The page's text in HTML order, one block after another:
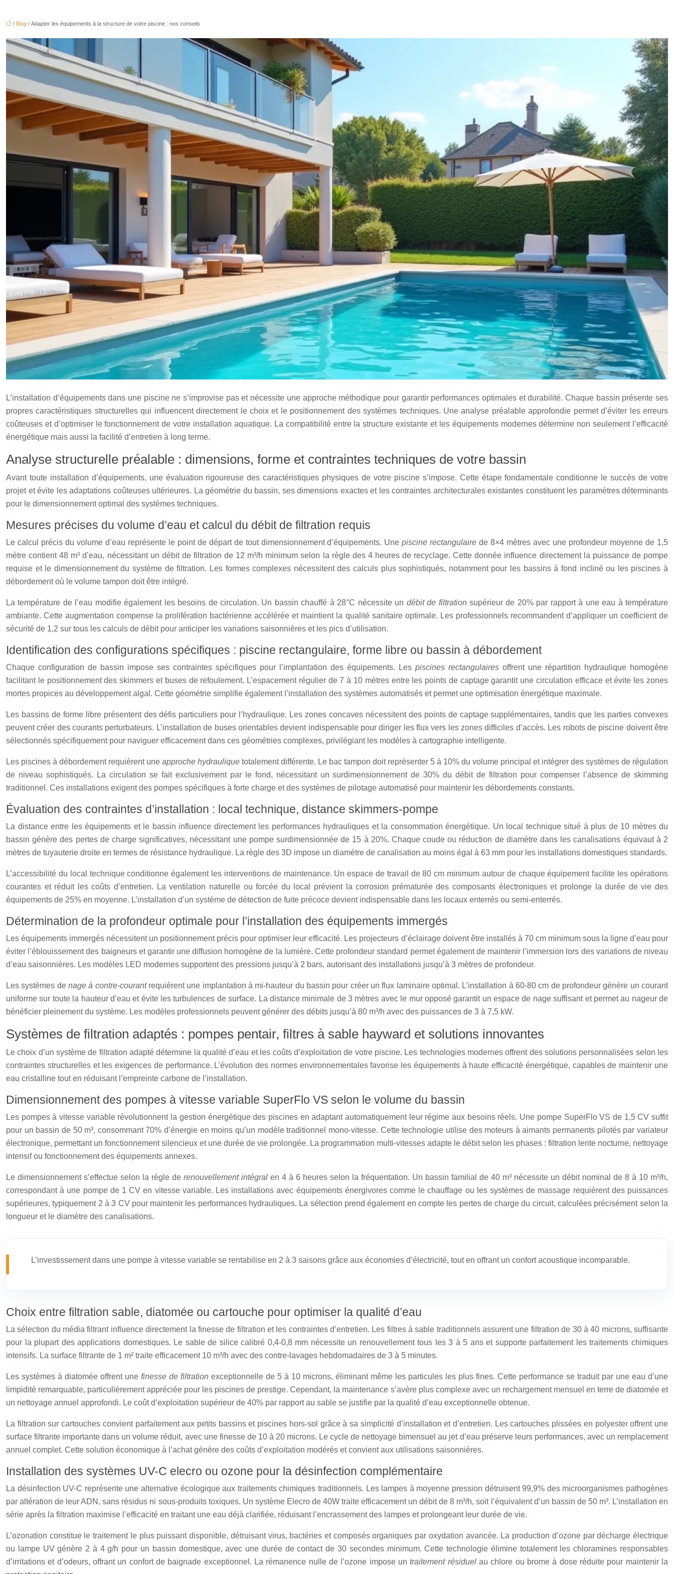
/ Blog / Adapter les équipements à la structure de votre piscine : nos conseils
L’installation d’équipements dans une piscine ne s’improvise pas et nécessite une approche méthodique pour garantir performances optimales et durabilité. Chaque bassin présente ses
propres caractéristiques structurelles qui influencent directement le choix et le positionnement des systèmes techniques. Une analyse préalable approfondie permet d’éviter les erreurs
coûteuses et d’optimiser le fonctionnement de votre installation aquatique. La compatibilité entre la structure existante et les équipements modernes détermine non seulement l’efficacité
énergétique mais aussi la facilité d’entretien à long terme.
Analyse structurelle préalable : dimensions, forme et contraintes techniques de votre bassin
Avant toute installation d’équipements, une évaluation rigoureuse des caractéristiques physiques de votre piscine s’impose. Cette étape fondamentale conditionne le succès de votre
projet et évite les adaptations coûteuses ultérieures. La géométrie du bassin, ses dimensions exactes et les contraintes architecturales existantes constituent les paramètres déterminants
pour le dimensionnement optimal des systèmes techniques.
Mesures précises du volume d’eau et calcul du débit de filtration requis
Le calcul précis du volume d’eau représente le point de départ de tout dimensionnement d’équipements. Unepiscine rectangulairede 8×4 mètres avec une profondeur moyenne de 1,5
mètre contient 48 m³ d’eau, nécessitant un débit de filtration de 12 m³/h minimum selon la règle des 4 heures de recyclage. Cette donnée influence directement la puissance de pompe
requise et le dimensionnement du système de filtration. Les formes complexes nécessitent des calculs plus sophistiqués, notamment pour les bassins à fond incliné ou les piscines à
débordement où le volume tampon doit être intégré.
La température de l’eau modifie également les besoins de circulation. Un bassin chauffé à 28°C nécessite un débit de filtration supérieur de 20% par rapport à une eau à température
ambiante. Cette augmentation compense la prolifération bactérienne accélérée et maintient la qualité sanitaire optimale. Les professionnels recommandent d’appliquer un coefficient de
sécurité de 1,2 sur tous les calculs de débit pour anticiper les variations saisonnières et les pics d’utilisation.
Identification des configurations spécifiques : piscine rectangulaire, forme libre ou bassin à débordement
Chaque configuration de bassin impose ses contraintes spécifiques pour l’implantation des équipements. Les piscines rectangulaires offrent une répartition hydraulique homogène
facilitant le positionnement des skimmers et buses de refoulement. L’espacement régulier de 7 à 10 mètres entre les points de captage garantit une circulation efficace et évite les zones
mortes propices au développement algal. Cette géométrie simplifie également l’installation des systèmes automatisés et permet une optimisation énergétique maximale.
Les bassins de forme libre présentent des défis particuliers pour l’hydraulique. Les zones concaves nécessitent des points de captage supplémentaires, tandis que les parties convexes
peuvent créer des courants perturbateurs. L’installation de buses orientables devient indispensable pour diriger les flux vers les zones difficiles d’accès. Les robots de piscine doivent être
sélectionnés spécifiquement pour naviguer efficacement dans ces géométries complexes, privilégiant les modèles à cartographie intelligente.
Les piscines à débordement requièrent une approche hydraulique totalement différente. Le bac tampon doit représenter 5 à 10% du volume principal et intégrer des systèmes de régulation
de niveau sophistiqués. La circulation se fait exclusivement par le fond, nécessitant un surdimensionnement de 30% du débit de filtration pour compenser l’absence de skimming
traditionnel. Ces installations exigent des pompes spécifiques à forte charge et des systèmes de pilotage automatisé pour maintenir les débordements constants.
Évaluation des contraintes d’installation : local technique, distance skimmers-pompe
La distance entre les équipements et le bassin influence directement les performances hydrauliques et la consommation énergétique. Un local technique situé à plus de 10 mètres du
bassin génère des pertes de charge significatives, nécessitant une pompe surdimensionnée de 15 à 20%. Chaque coude ou réduction de diamètre dans les canalisations équivaut à 2
mètres de tuyauterie droite en termes de résistance hydraulique. La règle des 3D impose un diamètre de canalisation au moins égal à 63 mm pour les installations domestiques standards.
L’accessibilité du local technique conditionne également les interventions de maintenance. Un espace de travail de 80 cm minimum autour de chaque équipement facilite les opérations
courantes et réduit les coûts d’entretien. La ventilation naturelle ou forcée du local prévient la corrosion prématurée des composants électroniques et prolonge la durée de vie des
équipements de 25% en moyenne. L’installation d’un système de détection de fuite précoce devient indispensable dans les locaux enterrés ou semi-enterrés.
Détermination de la profondeur optimale pour l’installation des équipements immergés
Les équipements immergés nécessitent un positionnement précis pour optimiser leur efficacité. Les projecteurs d’éclairage doivent être installés à 70 cm minimum sous la ligne d’eau pour
éviter l’éblouissement des baigneurs et garantir une diffusion homogène de la lumière. Cette profondeur standard permet également de maintenir l’immersion lors des variations de niveau
d’eau saisonnières. Les modèles LED modernes supportent des pressions jusqu’à 2 bars, autorisant des installations jusqu’à 3 mètres de profondeur.
Les systèmes de nage à contre-courant requièrent une implantation à mi-hauteur du bassin pour créer un flux laminaire optimal. L’installation à 60-80 cm de profondeur génère un courant
uniforme sur toute la hauteur d’eau et évite les turbulences de surface. La distance minimale de 3 mètres avec le mur opposé garantit un espace de nage suffisant et permet au nageur de
bénéficier pleinement du système. Les modèles professionnels peuvent générer des débits jusqu’à 80 m³/h avec des puissances de 3 à 7,5 kW.
Systèmes de filtration adaptés : pompes pentair, filtres à sable hayward et solutions innovantes
Le choix d’un système de filtration adapté détermine la qualité d’eau et les coûts d’exploitation de votre piscine. Les technologies modernes offrent des solutions personnalisées selon les
contraintes structurelles et les exigences de performance. L’évolution des normes environnementales favorise les équipements à haute efficacité énergétique, capables de maintenir une
eau cristalline tout en réduisant l’empreinte carbone de l’installation.
Dimensionnement des pompes à vitesse variable SuperFlo VS selon le volume du bassin
Les pompes à vitesse variable révolutionnent la gestion énergétique des piscines en adaptant automatiquement leur régime aux besoins réels. Une pompe SuperFlo VS de 1,5 CV suffit
pour un bassin de 50 m³, consommant 70% d’énergie en moins qu’un modèle traditionnel mono-vitesse. Cette technologie utilise des moteurs à aimants permanents pilotés par variateur
électronique, permettant un fonctionnement silencieux et une durée de vie prolongée. La programmation multi-vitesses adapte le débit selon les phases : filtration lente nocturne, nettoyage
intensif ou fonctionnement des équipements annexes.
Le dimensionnement s’effectue selon la règle de renouvellement intégral en 4 à 6 heures selon la fréquentation. Un bassin familial de 40 m³ nécessite un débit nominal de 8 à 10 m³/h,
correspondant à une pompe de 1 CV en vitesse variable. Les installations avec équipements énergivores comme le chauffage ou les systèmes de massage requièrent des puissances
supérieures, typiquement 2 à 3 CV pour maintenir les performances hydrauliques. La sélection prend également en compte les pertes de charge du circuit, calculées précisément selon la
longueur et le diamètre des canalisations.
L’investissement dans une pompe à vitesse variable se rentabilise en 2 à 3 saisons grâce aux économies d’électricité, tout en offrant un confort acoustique incomparable.
Choix entre filtration sable, diatomée ou cartouche pour optimiser la qualité d’eau
La sélection du média filtrant influence directement la finesse de filtration et les contraintes d’entretien. Les filtres à sable traditionnels assurent une filtration de 30 à 40 microns, suffisante
pour la plupart des applications domestiques. Le sable de silice calibré 0,4-0,8 mm nécessite un renouvellement tous les 3 à 5 ans et supporte parfaitement les traitements chimiques
intensifs. La surface filtrante de 1 m² traite efficacement 10 m³/h avec des contre-lavages hebdomadaires de 3 à 5 minutes.
Les systèmes à diatomée offrent une finesse de filtration exceptionnelle de 5 à 10 microns, éliminant même les particules les plus fines. Cette performance se traduit par une eau d’une
limpidité remarquable, particulièrement appréciée pour les piscines de prestige. Cependant, la maintenance s’avère plus complexe avec un rechargement mensuel en terre de diatomée et
un nettoyage annuel approfondi. Le coût d’exploitation supérieur de 40% par rapport au sable se justifie par la qualité d’eau exceptionnelle obtenue.
La filtration sur cartouches convient parfaitement aux petits bassins et piscines hors-sol grâce à sa simplicité d’installation et d’entretien. Les cartouches plissées en polyester offrent une
surface filtrante importante dans un volume réduit, avec une finesse de 10 à 20 microns. Le cycle de nettoyage bimensuel au jet d’eau préserve leurs performances, avec un remplacement
annuel complet. Cette solution économique à l’achat génère des coûts d’exploitation modérés et convient aux utilisations saisonnières.
Installation des systèmes UV-C elecro ou ozone pour la désinfection complémentaire
La désinfection UV-C représente une alternative écologique aux traitements chimiques traditionnels. Les lampes à moyenne pression détruisent 99,9% des microorganismes pathogènes
par altération de leur ADN, sans résidus ni sous-produits toxiques. Un système Elecro de 40W traite efficacement un débit de 8 m³/h, soit l’équivalent d’un bassin de 50 m³. L’installation en
série après la filtration maximise l’efficacité en traitant une eau déjà clarifiée, réduisant l’encrassement des lampes et prolongeant leur durée de vie.
L’ozonation constitue le traitement le plus puissant disponible, détruisant virus, bactéries et composés organiques par oxydation avancée. La production d’ozone par décharge électrique
ou lampe UV génère 2 à 4 g/h pour un bassin domestique, avec une durée de contact de 30 secondes minimum. Cette technologie élimine totalement les chloramines responsables
d’irritations et d’odeurs, offrant un confort de baignade exceptionnel. La rémanence nulle de l’ozone impose untraitement résiduelau chlore ou brome à dose réduite pour maintenir la